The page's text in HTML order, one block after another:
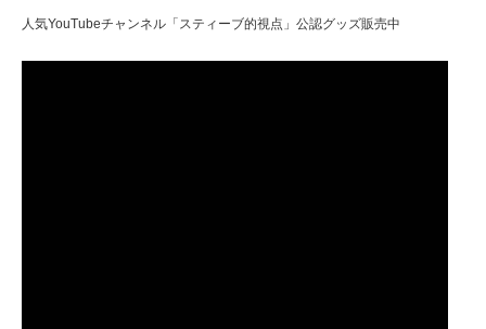
人気YouTubeチャンネル「スティーブ的視点」公認グッズ販売中